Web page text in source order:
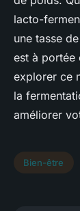
lacto-
une tasse
est à portée
explorer ce
la
améliorer
Bien-être